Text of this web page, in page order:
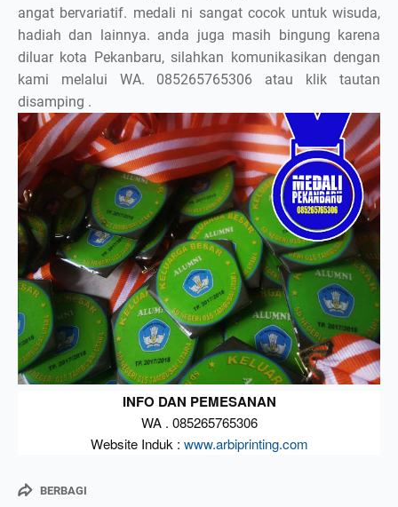
angat bervariatif. medali ni sangat cocok untuk wisuda,
hadiah dan lainnya. anda juga masih bingung karena
diluar kota Pekanbaru, silahkan komunikasikan dengan
kami melalui WA. 085265765306 atau klik tautan
disamping .
INFO DAN PEMESANAN
WA . 085265765306
Website Induk : www.arbiprinting.com
BERBAGI
Keranjang masih kosong
Chat Admin